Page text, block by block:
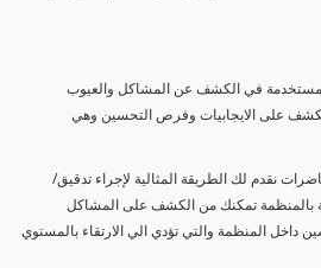
في الكشف عن المشاكل والعيوب
على الايجابيات وفرص التحسين وهي
نقدم لك الطريقة المثالية لإجراء تدقيق/
بالمنظمة تمكنك من الكشف على المشاكل
داخل المنظمة والتي تؤدي الي الارتقاء بالمستوي